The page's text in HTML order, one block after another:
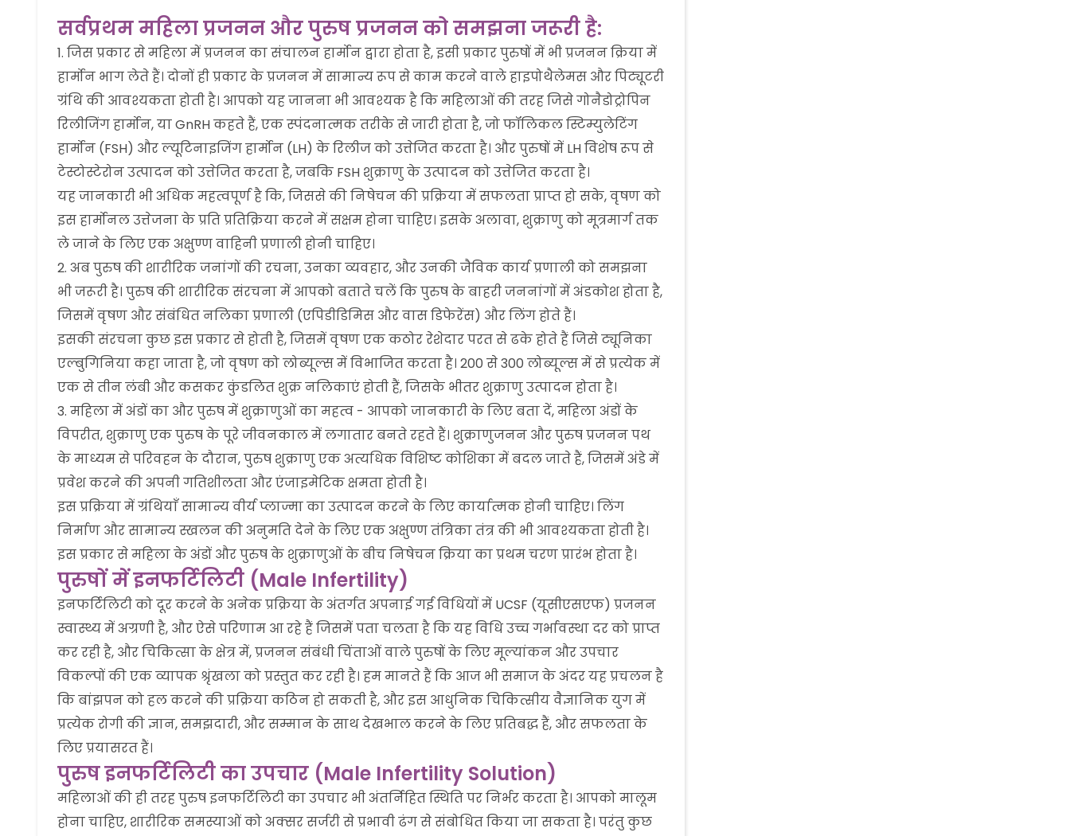
सर्वप्रथम महिला प्रजनन और पुरुष प्रजनन को समझना जरूरी है:
जिस प्रकार से महिला में प्रजनन का संचालन हार्मोन द्वारा होता है, इसी प्रकार पुरुषों में भी प्रजनन क्रिया में
हार्मोन भाग लेते हैं। दोनों ही प्रकार के प्रजनन में सामान्य रूप से काम करने वाले हाइपोथैलेमस और पिट्यूटरी
ग्रंथि की आवश्यकता होती है। आपको यह जानना भी आवश्यक है कि महिलाओं की तरह जिसे गोनैडोट्रोपिन
रिलीजिंग हार्मोन, या GnRH कहते हैं, एक स्पंदनात्मक तरीके से जारी होता है, जो फॉलिकल स्टिम्युलेटिंग
हार्मोन (FSH) और ल्यूटिनाइजिंग हार्मोन (LH) के रिलीज को उत्तेजित करता है। और पुरुषों में LH विशेष रूप से
टेस्टोस्टेरोन उत्पादन को उत्तेजित करता है, जबकि FSH शुक्राणु के उत्पादन को उत्तेजित करता है।
यह जानकारी भी अधिक महत्वपूर्ण है कि, जिससे की निषेचन की प्रक्रिया में सफलता प्राप्त हो सके, वृषण को
इस हार्मोनल उत्तेजना के प्रति प्रतिक्रिया करने में सक्षम होना चाहिए। इसके अलावा, शुक्राणु को मूत्रमार्ग तक
ले जाने के लिए एक अक्षुण्ण वाहिनी प्रणाली होनी चाहिए।
अब पुरुष की शारीरिक जनांगों की रचना, उनका व्यवहार, और उनकी जैविक कार्य प्रणाली को समझना
भी जरूरी है। पुरुष की शारीरिक संरचना में आपको बताते चलें कि पुरुष के बाहरी जननांगों में अंडकोश होता है,
जिसमें वृषण और संबंधित नलिका प्रणाली (एपिडीडिमिस और वास डिफेरेंस) और लिंग होते हैं।
इसकी संरचना कुछ इस प्रकार से होती है, जिसमें वृषण एक कठोर रेशेदार परत से ढके होते हैं जिसे ट्यूनिका
एल्बुगिनिया कहा जाता है, जो वृषण को लोब्यूल्स में विभाजित करता है। 200 से 300 लोब्यूल्स में से प्रत्येक में
एक से तीन लंबी और कसकर कुंडलित शुक्र नलिकाएं होती हैं, जिसके भीतर शुक्राणु उत्पादन होता है।
महिला में अंडों का और पुरुष में शुक्राणुओं का महत्व - आपको जानकारी के लिए बता दें, महिला अंडों के
विपरीत, शुक्राणु एक पुरुष के पूरे जीवनकाल में लगातार बनते रहते हैं। शुक्राणुजनन और पुरुष प्रजनन पथ
के माध्यम से परिवहन के दौरान, पुरुष शुक्राणु एक अत्यधिक विशिष्ट कोशिका में बदल जाते हैं, जिसमें अंडे में
प्रवेश करने की अपनी गतिशीलता और एंजाइमेटिक क्षमता होती है।
इस प्रक्रिया में ग्रंथियाँ सामान्य वीर्य प्लाज्मा का उत्पादन करने के लिए कार्यात्मक होनी चाहिए। लिंग
निर्माण और सामान्य स्खलन की अनुमति देने के लिए एक अक्षुण्ण तंत्रिका तंत्र की भी आवश्यकता होती है।
इस प्रकार से महिला के अंडों और पुरुष के शुक्राणुओं के बीच निषेचन क्रिया का प्रथम चरण प्रारंभ होता है।
पुरुषों में इनफर्टिलिटी (Male Infertility)
इनफर्टिलिटी को दूर करने के अनेक प्रक्रिया के अंतर्गत अपनाई गई विधियों में UCSF (यूसीएसएफ) प्रजनन
स्वास्थ्य में अग्रणी है, और ऐसे परिणाम आ रहे हैं जिसमें पता चलता है कि यह विधि उच्च गर्भावस्था दर को प्राप्त
कर रही है, और चिकित्सा के क्षेत्र में, प्रजनन संबंधी चिंताओं वाले पुरुषों के लिए मूल्यांकन और उपचार
विकल्पों की एक व्यापक श्रृंखला को प्रस्तुत कर रही है। हम मानते हैं कि आज भी समाज के अंदर यह प्रचलन है
कि बांझपन को हल करने की प्रक्रिया कठिन हो सकती है, और इस आधुनिक चिकित्सीय वैज्ञानिक युग में
प्रत्येक रोगी की ज्ञान, समझदारी, और सम्मान के साथ देखभाल करने के लिए प्रतिबद्ध हैं, और सफलता के
लिए प्रयासरत हैं।
पुरुष इनफर्टिलिटी का उपचार (Male Infertility Solution)
महिलाओं की ही तरह पुरुष इनफर्टिलिटी का उपचार भी अंतर्निहित स्थिति पर निर्भर करता है। आपको मालूम
होना चाहिए, शारीरिक समस्याओं को अक्सर सर्जरी से प्रभावी ढंग से संबोधित किया जा सकता है। परंतु कुछ